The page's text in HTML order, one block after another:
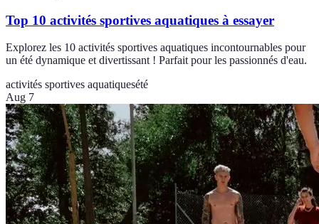
Top 10 activités sportives aquatiques à essayer
Explorez les 10 activités sportives aquatiques incontournables pour
un été dynamique et divertissant ! Parfait pour les passionnés d'eau.
activités sportives aquatiquesété
Aug 7